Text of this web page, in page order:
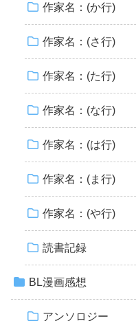
作家名：(か行)
作家名：(さ行)
作家名：(た行)
作家名：(な行)
作家名：(は行)
作家名：(ま行)
作家名：(や行)
読書記録
BL漫画感想
アンソロジー